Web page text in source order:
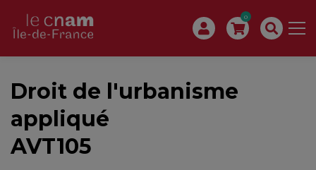
0
Droit de l'urbanisme
appliqué
AVT105